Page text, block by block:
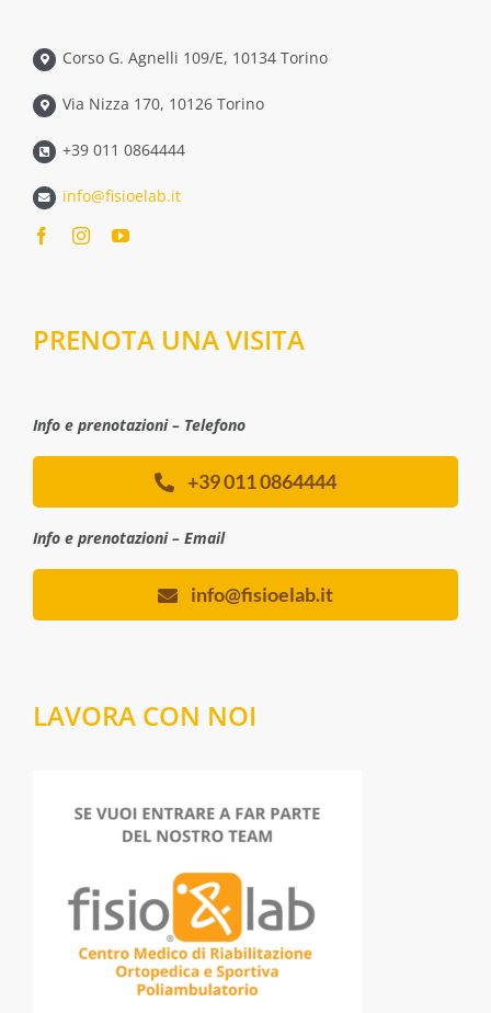
Corso G. Agnelli 109/E, 10134 Torino
Via Nizza 170, 10126 Torino
+39 011 0864444
info@fisioelab.it
PRENOTA UNA VISITA
Info e prenotazioni – Telefono
+39 011 0864444
Info e prenotazioni – Email
info@fisioelab.it
LAVORA CON NOI